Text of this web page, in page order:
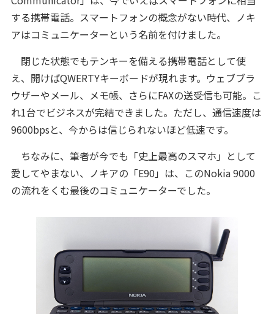
する携帯電話。スマートフォンの概念がない時代、ノキ
アはコミュニケーターという名前を付けました。
閉じた状態でもテンキーを備える携帯電話として使
え、開けばQWERTYキーボードが現れます。ウェブブラ
ウザーやメール、メモ帳、さらにFAXの送受信も可能。こ
れ1台でビジネスが完結できました。ただし、通信速度は
9600bpsと、今からは信じられないほど低速です。
ちなみに、筆者が今でも「史上最高のスマホ」として
愛してやまない、ノキアの「E90」は、このNokia 9000
の流れをくむ最後のコミュニケーターでした。